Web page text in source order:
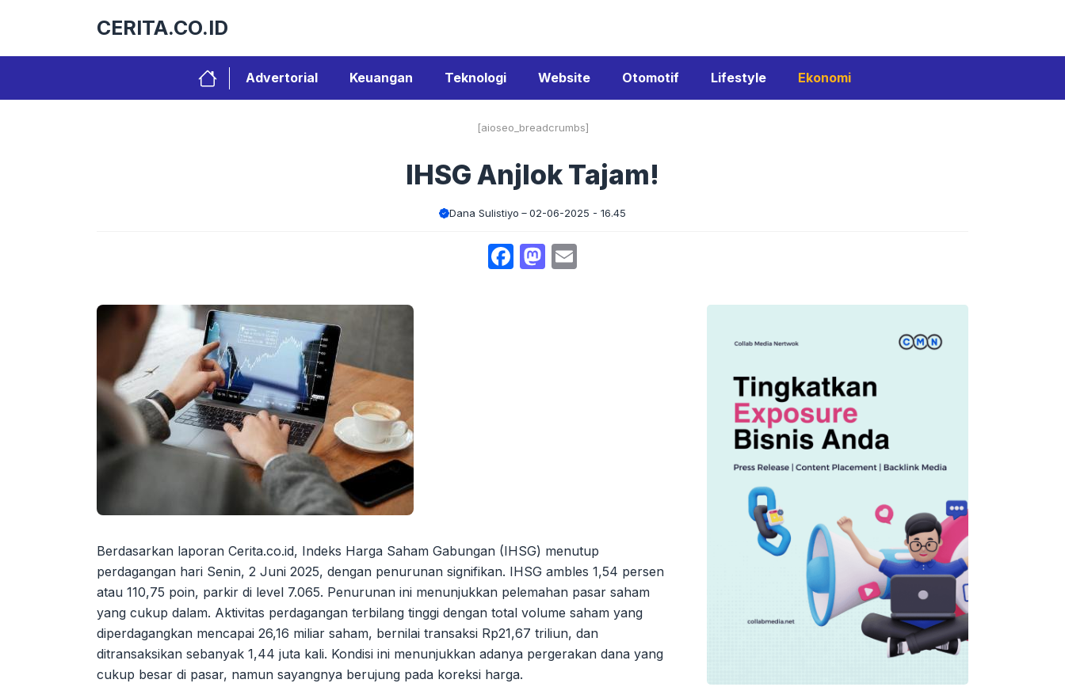
CERITA.CO.ID
Advertorial Keuangan Teknologi Website Otomotif Lifestyle Ekonomi
[aioseo_breadcrumbs]
IHSG Anjlok Tajam!
Dana Sulistiyo 02-06-2025 - 16.45
Facebook
Mastodon
Berdasarkan laporan Cerita.co.id, Indeks Harga Saham Gabungan (IHSG) menutup
perdagangan hari Senin, 2 Juni 2025, dengan penurunan signifikan. IHSG ambles 1,54 persen
atau 110,75 poin, parkir di level 7.065. Penurunan ini menunjukkan pelemahan pasar saham
yang cukup dalam. Aktivitas perdagangan terbilang tinggi dengan total volume saham yang
diperdagangkan mencapai 26,16 miliar saham, bernilai transaksi Rp21,67 triliun, dan
ditransaksikan sebanyak 1,44 juta kali. Kondisi ini menunjukkan adanya pergerakan dana yang
cukup besar di pasar, namun sayangnya berujung pada koreksi harga.